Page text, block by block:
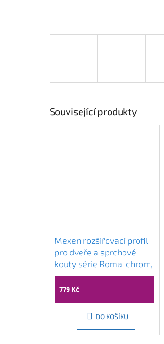
Související produkty
Mexen rozšiřovací profil
pro dveře a sprchové
kouty série Roma, chrom,
850-324-01
779 Kč
DO KOŠÍKU